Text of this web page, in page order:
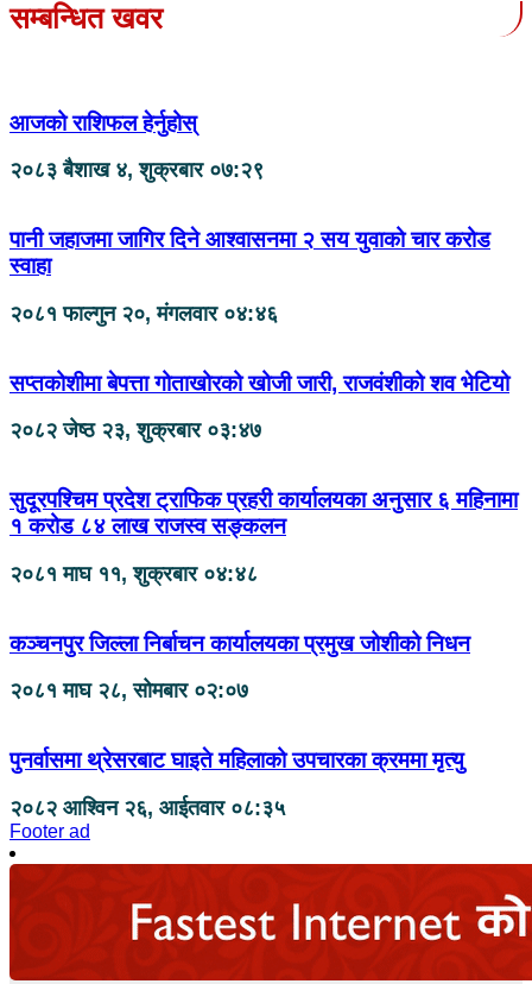
सम्बन्धित खवर
आजको राशिफल हेर्नुहोस्
२०८३ बैशाख ४, शुक्रबार ०७:२९
पानी जहाजमा जागिर दिने आश्वासनमा २ सय युवाको चार करोड
स्वाहा
२०८१ फाल्गुन २०, मंगलवार ०४:४६
सप्तकोशीमा बेपत्ता गोताखोरको खोजी जारी, राजवंशीको शव भेटियो
२०८२ जेष्ठ २३, शुक्रबार ०३:४७
सुदूरपश्चिम प्रदेश ट्राफिक प्रहरी कार्यालयका अनुसार ६ महिनामा
१ करोड ८४ लाख राजस्व सङ्कलन
२०८१ माघ ११, शुक्रबार ०४:४८
कञ्चनपुर जिल्ला निर्बाचन कार्यालयका प्रमुख जोशीको निधन
२०८१ माघ २८, सोमबार ०२:०७
पुनर्वासमा थ्रेसरबाट घाइते महिलाको उपचारका क्रममा मृत्यु
२०८२ आश्विन २६, आईतवार ०८:३५
Footer ad